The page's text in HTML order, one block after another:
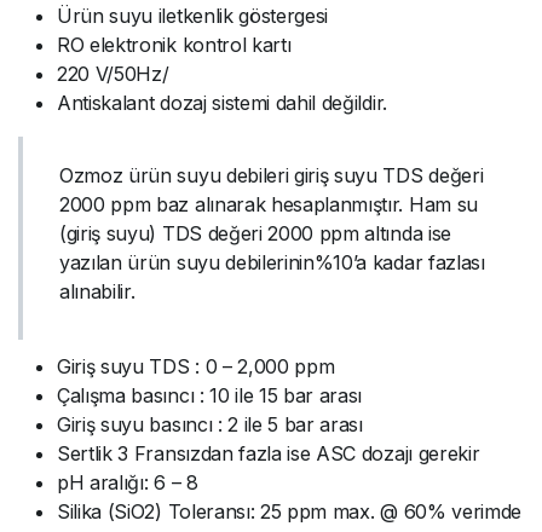
Ürün suyu iletkenlik göstergesi
RO elektronik kontrol kartı
220 V/50Hz/
Antiskalant dozaj sistemi dahil değildir.
Ozmoz ürün suyu debileri giriş suyu TDS değeri
2000 ppm baz alınarak hesaplanmıştır. Ham su
(giriş suyu) TDS değeri 2000 ppm altında ise
yazılan ürün suyu debilerinin%10’a kadar fazlası
alınabilir.
Giriş suyu TDS : 0 – 2,000 ppm
Çalışma basıncı : 10 ile 15 bar arası
Giriş suyu basıncı : 2 ile 5 bar arası
Sertlik 3 Fransızdan fazla ise ASC dozajı gerekir
pH aralığı: 6 – 8
Silika (SiO2) Toleransı: 25 ppm max. @ 60% verimde